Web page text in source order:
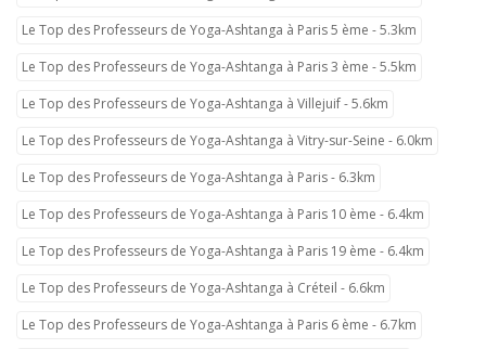
Le Top des Professeurs de Yoga-Ashtanga à Paris 5 ème - 5.3km
Le Top des Professeurs de Yoga-Ashtanga à Paris 3 ème - 5.5km
Le Top des Professeurs de Yoga-Ashtanga à Villejuif - 5.6km
Le Top des Professeurs de Yoga-Ashtanga à Vitry-sur-Seine - 6.0km
Le Top des Professeurs de Yoga-Ashtanga à Paris - 6.3km
Le Top des Professeurs de Yoga-Ashtanga à Paris 10 ème - 6.4km
Le Top des Professeurs de Yoga-Ashtanga à Paris 19 ème - 6.4km
Le Top des Professeurs de Yoga-Ashtanga à Créteil - 6.6km
Le Top des Professeurs de Yoga-Ashtanga à Paris 6 ème - 6.7km